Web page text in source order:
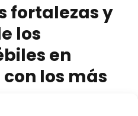
fortalezas y
los
en
los más